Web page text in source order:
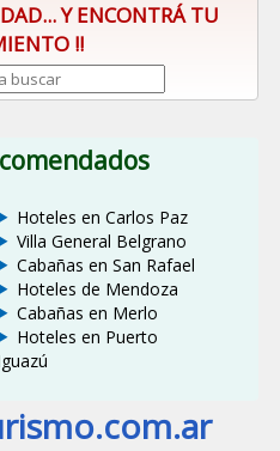
Y ENCONTRÁ TU
!!
Hoteles en Carlos Paz
Villa General Belgrano
Cabañas en San Rafael
Hoteles de Mendoza
Cabañas en Merlo
Hoteles en Puerto